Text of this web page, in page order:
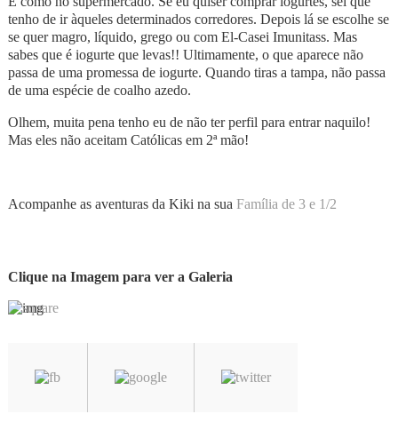
tenho de ir àqueles determinados corredores. Depois lá se escolhe se
se quer magro, líquido, grego ou com El-Casei Imunitass. Mas
sabes que é iogurte que levas!! Ultimamente, o que aparece não
passa de uma promessa de iogurte. Quando tiras a tampa, não passa
de uma espécie de coalho azedo.
Olhem, muita pena tenho eu de não ter perfil para entrar naquilo!
Mas eles não aceitam Católicas em 2ª mão!
Acompanhe as aventuras da Kiki na sua Família de 3 e 1/2
Clique na Imagem para ver a Galeria